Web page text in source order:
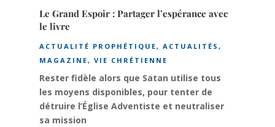
Le Grand Espoir : Partager l’espérance avec
le livre
ACTUALITÉ PROPHÉTIQUE, ACTUALITÉS ,
MAGAZINE, VIE CHRÉTIENNE
Rester fidèle alors que Satan utilise tous
les moyens disponibles, pour tenter de
détruire l’Église Adventiste et neutraliser
sa mission